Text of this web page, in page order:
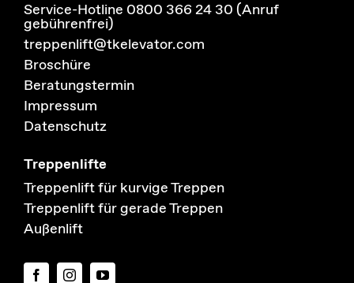
Service-Hotline 0800 366 24 30 (Anruf
gebührenfrei)
treppenlift@tkelevator.com
Broschüre
Beratungstermin
Impressum
Datenschutz
Treppenlifte
Treppenlift für kurvige Treppen
Treppenlift für gerade Treppen
Außenlift